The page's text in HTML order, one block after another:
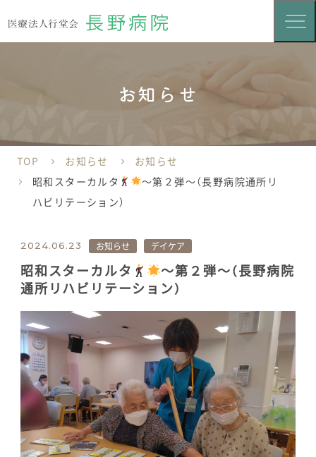
お知らせ
TOP お知らせ
お知らせ
昭和スターカルタ
～第２弾～（長野病院通所リ
ハビリテーション）
2024.06.23 お知らせ デイケア
昭和スターカルタ
～第２弾～（長野病院
通所リハビリテーション）